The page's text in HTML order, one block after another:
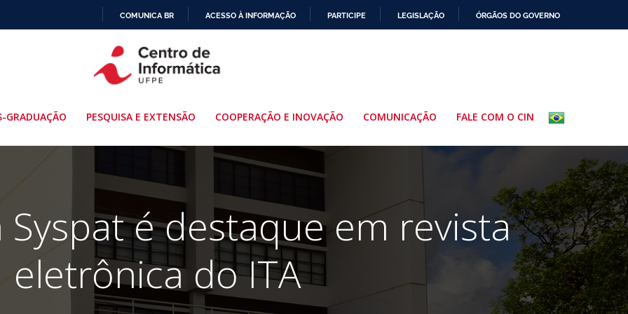
PARA
O
COMUNICA BR ACESSO À INFORMAÇÃO PARTICIPE LEGISLAÇÃO ÓRGÃOS DO GOVERNO
GRADUAÇÃO PESQUISA E EXTENSÃO COOPERAÇÃO E INOVAÇÃO COMUNICAÇÃO FALE COM O CIN
é destaque em revista
eletrônica do ITA